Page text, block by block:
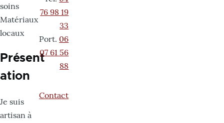
soins
Matériaux
locaux
Présent
ation
Je suis
artisan à
76 98 19
33
Port. 06
07 61 56
88
Contact